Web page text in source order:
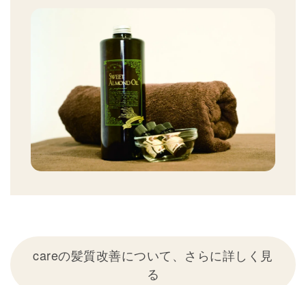
careの髪質改善について、さらに詳しく見
る